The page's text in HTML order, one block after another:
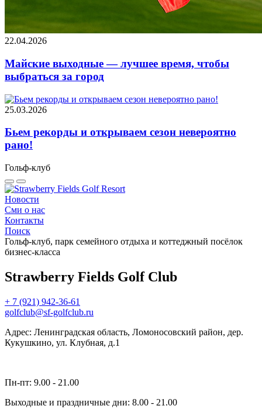
22.04.2026
Майские выходные — лучшее время, чтобы
выбраться за город
25.03.2026
Бьем рекорды и открываем сезон невероятно
рано!
Гольф-клуб
Новости
Сми о нас
Контакты
Поиск
Гольф-клуб, парк семейного отдыха и коттеджный посёлок
бизнес-класса
Strawberry Fields Golf Club
+ 7 (921) 942-36-61
golfclub@sf-golfclub.ru
Адрес: Ленинградская область, Ломоносовский район, дер.
Кукушкино, ул. Клубная, д.1
Пн-пт: 9.00 - 21.00
Выходные и праздничные дни: 8.00 - 21.00